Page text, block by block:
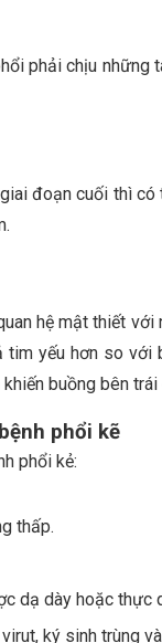
phải chịu
giai đoạn cuối thì có
hệ mật thiết
yếu hơn so
buồng bên
phổi kẽ
phổi kẻ:
thấp.
dạ dày hoặc thực
ký sinh trùng